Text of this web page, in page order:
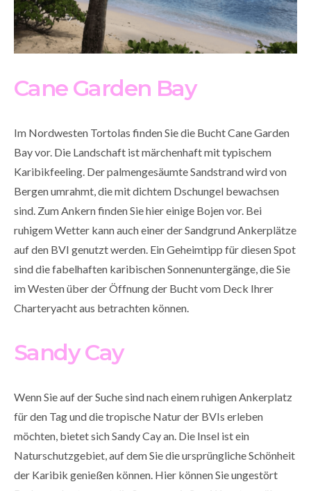
Cane Garden Bay
Im Nordwesten Tortolas finden Sie die Bucht Cane Garden
Bay vor. Die Landschaft ist märchenhaft mit typischem
Karibikfeeling. Der palmengesäumte Sandstrand wird von
Bergen umrahmt, die mit dichtem Dschungel bewachsen
sind. Zum Ankern finden Sie hier einige Bojen vor. Bei
ruhigem Wetter kann auch einer der Sandgrund Ankerplätze
auf den BVI genutzt werden. Ein Geheimtipp für diesen Spot
sind die fabelhaften karibischen Sonnenuntergänge, die Sie
im Westen über der Öffnung der Bucht vom Deck Ihrer
Charteryacht aus betrachten können.
Sandy Cay
Wenn Sie auf der Suche sind nach einem ruhigen Ankerplatz
für den Tag und die tropische Natur der BVIs erleben
möchten, bietet sich Sandy Cay an. Die Insel ist ein
Naturschutzgebiet, auf dem Sie die ursprüngliche Schönheit
der Karibik genießen können. Hier können Sie ungestört